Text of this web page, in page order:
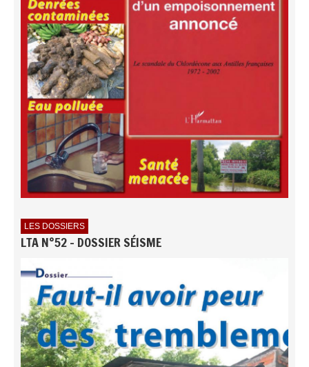
LES DOSSIERS
LTA N°52 - DOSSIER SÉISME